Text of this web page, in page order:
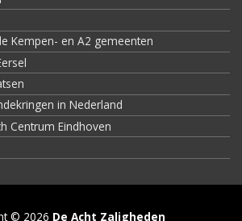
Kempen- en A2 gemeenten
in Nederland
Centrum Eindhoven
© 2026 De Acht Zaligheden